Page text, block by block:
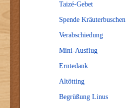
Taizé-Gebet
Spende Kräuterbuschen
Verabschiedung
Mini-Ausflug
Erntedank
Altötting
Begrüßung Linus